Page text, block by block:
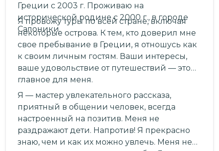
Греции с 2003 г. Проживаю на
исторической родине с 2000 г., в городе
Салоники.
Я провожу туры по всей стране, включая
некоторые острова. К тем, кто доверил мне
свое пребывание в Греции, я отношусь как
к своим личным гостям. Ваши интересы,
ваше удовольствие от путешествий — это
главное для меня.
Я — мастер увлекательного рассказа,
приятный в общении человек, всегда
настроенный на позитив. Меня не
раздражают дети. Напротив! Я прекрасно
знаю, чем и как их можно увлечь. Меня не